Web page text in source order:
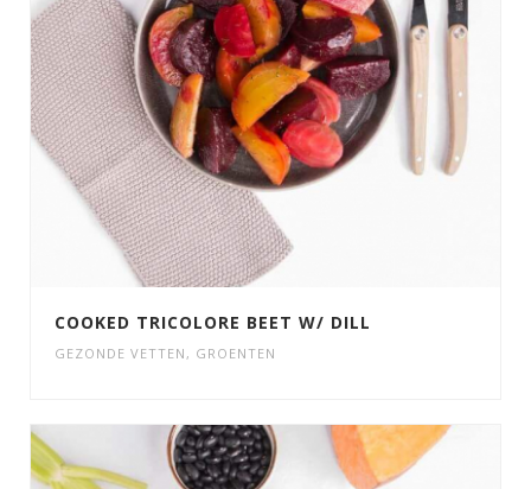
COOKED TRICOLORE BEET W/ DILL
GEZONDE VETTEN , GROENTEN